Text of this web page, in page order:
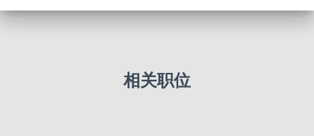
相关职位